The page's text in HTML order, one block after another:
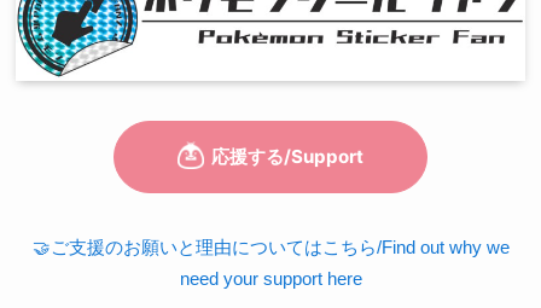
🤝ご支援のお願いと理由についてはこちら/Find out why we
need your support here